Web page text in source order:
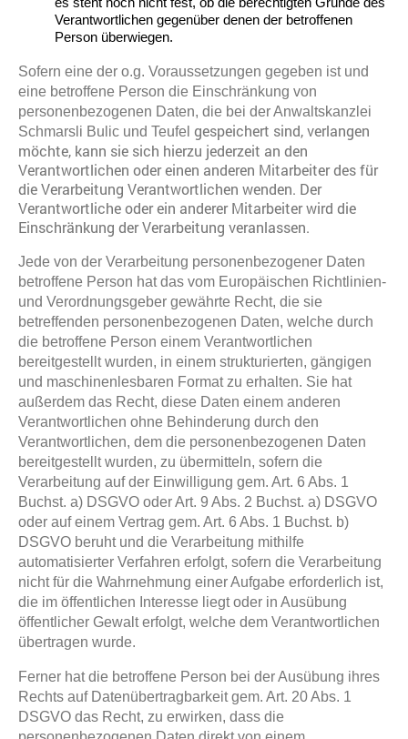
Verantwortlichen gegenüber denen der betroffenen
Person überwiegen.
Sofern eine der o.g. Voraussetzungen gegeben ist und
eine betroffene Person die Einschränkung von
personenbezogenen Daten, die bei der Anwaltskanzlei
Schmarsli Bulic und Teufel gespeichert sind, verlangen
möchte, kann sie sich hierzu jederzeit an den
Verantwortlichen oder einen anderen Mitarbeiter des für
die Verarbeitung Verantwortlichen wenden. Der
Verantwortliche oder ein anderer Mitarbeiter wird die
Einschränkung der Verarbeitung veranlassen.
Jede von der Verarbeitung personenbezogener Daten
betroffene Person hat das vom Europäischen Richtlinien-
und Verordnungsgeber gewährte Recht, die sie
betreffenden personenbezogenen Daten, welche durch
die betroffene Person einem Verantwortlichen
bereitgestellt wurden, in einem strukturierten, gängigen
und maschinenlesbaren Format zu erhalten. Sie hat
außerdem das Recht, diese Daten einem anderen
Verantwortlichen ohne Behinderung durch den
Verantwortlichen, dem die personenbezogenen Daten
bereitgestellt wurden, zu übermitteln, sofern die
Verarbeitung auf der Einwilligung gem. Art. 6 Abs. 1
Buchst. a) DSGVO oder Art. 9 Abs. 2 Buchst. a) DSGVO
oder auf einem Vertrag gem. Art. 6 Abs. 1 Buchst. b)
DSGVO beruht und die Verarbeitung mithilfe
automatisierter Verfahren erfolgt, sofern die Verarbeitung
nicht für die Wahrnehmung einer Aufgabe erforderlich ist,
die im öffentlichen Interesse liegt oder in Ausübung
öffentlicher Gewalt erfolgt, welche dem Verantwortlichen
übertragen wurde.
Ferner hat die betroffene Person bei der Ausübung ihres
Rechts auf Datenübertragbarkeit gem. Art. 20 Abs. 1
DSGVO das Recht, zu erwirken, dass die